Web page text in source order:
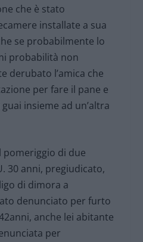
che è stato
installate a sua
se probabilmente lo
probabilità non
derubato l’amica che
per fare il pane e
insieme ad un’altra
pomeriggio di due
30 anni, pregiudicato,
di dimora a
denunciato per furto
anche lei abitante
per